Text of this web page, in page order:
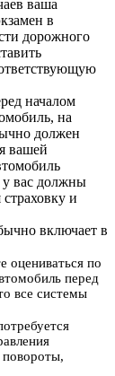
ваша
в
дорожного
началом
на
должен
вашей
у вас должны
и
включает в
оцениваться по
перед
все системы